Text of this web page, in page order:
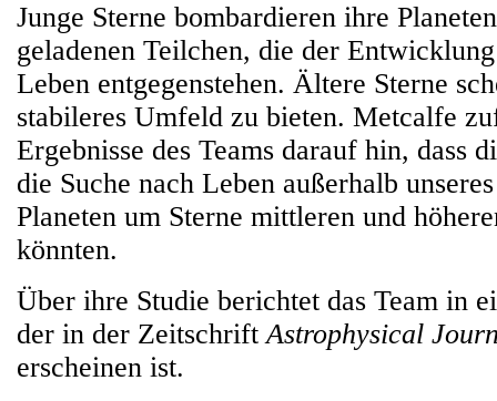
Junge Sterne bombardieren ihre
geladenen Teilchen, die der
Leben entgegenstehen. Ältere Sterne
stabileres Umfeld zu bieten. Metcalfe
Ergebnisse des Teams darauf hin, dass
die Suche nach Leben außerhalb
Planeten um Sterne mittleren und
könnten.
Über ihre Studie berichtet das Team in
der in der ZeitschriftAstrophysical
erscheinen ist.